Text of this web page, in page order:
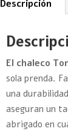
Descripción
El chaleco
sola prenda.
una
aseguran un
abrigado en